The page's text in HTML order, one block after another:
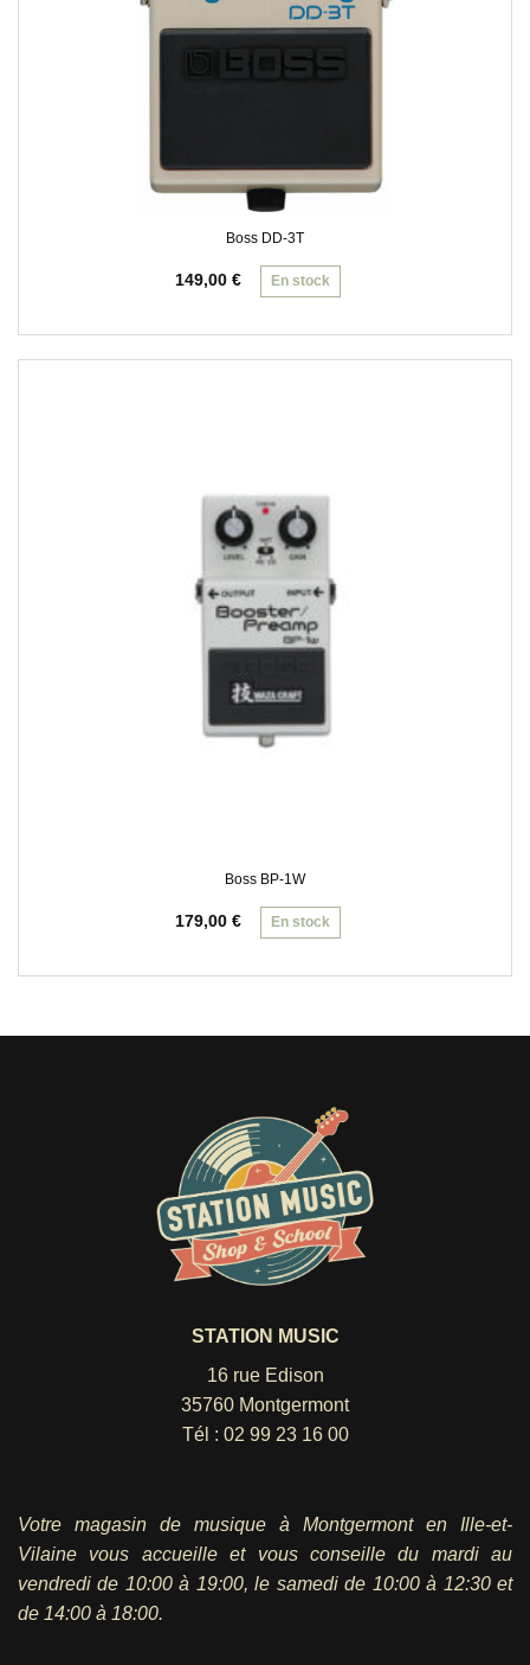
Boss DD-3T
149,00 € En stock
Boss BP-1W
179,00 € En stock
STATION MUSIC
16 rue Edison
35760 Montgermont
Tél : 02 99 23 16 00
Votre magasin de musique à Montgermont en Ille-et-
Vilaine vous accueille et vous conseille du mardi au
vendredi de 10:00 à 19:00, le samedi de 10:00 à 12:30 et
de 14:00 à 18:00.